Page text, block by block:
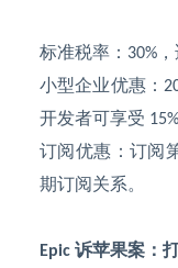
标准税率： 30%，
小型企业优惠：
开发者可享受 15%
订阅优惠：订阅
期订阅关系。
Epic 诉苹果案：